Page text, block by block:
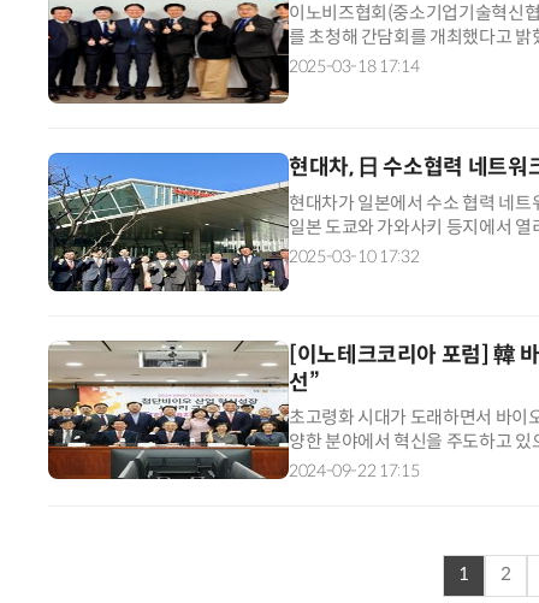
이노비즈협회(중소기업기술혁신
를 초청해 간담회를 개최했다고
에서 일본을 대표하는 혁신 선도
2025-03-18 17:14
현대차, 日 수소협력 네트
현대차가 일본에서 수소 협력 네
일본 도쿄와 가와사키 등지에서
수소가 탄소중립을 실현하는 필수
2025-03-10 17:32
[이노테크코리아 포럼] 韓
선”
초고령화 시대가 도래하면서 바이
양한 분야에서 혁신을 주도하고
집중 육성하고 있다. 바이오 산업
2024-09-22 17:15
1 2